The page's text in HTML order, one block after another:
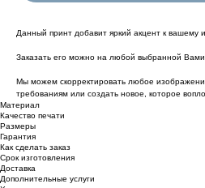
Данный принт добавит яркий акцент к вашему
Заказать его можно на любой выбранной Вами
Мы можем скорректировать любое
требованиям или создать новое, которое
Материал
Качество печати
Размеры
Гарантия
Как сделать заказ
Срок изготовления
Доставка
Дополнительные услуги